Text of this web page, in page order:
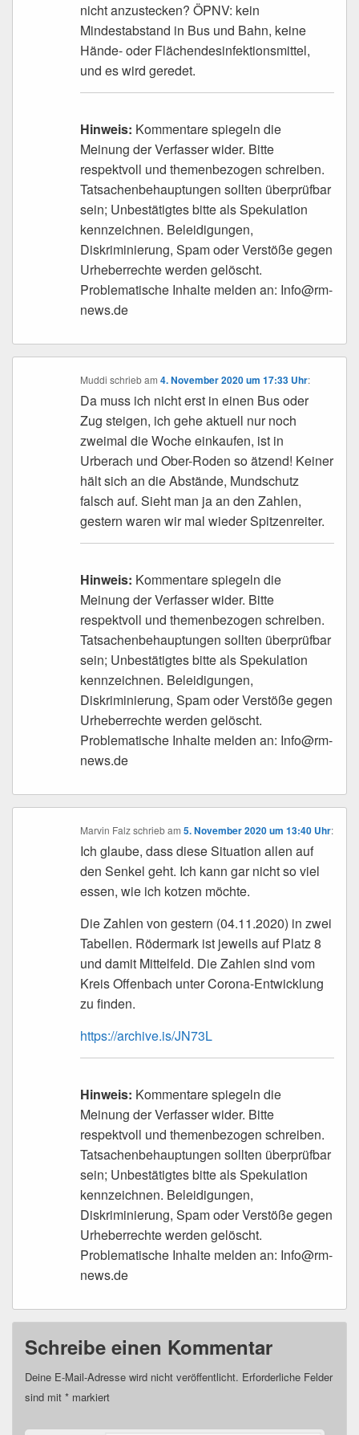
nicht anzustecken? ÖPNV: kein
Mindestabstand in Bus und Bahn, keine
Hände- oder Flächendesinfektionsmittel,
und es wird geredet.
Hinweis: Kommentare spiegeln die
Meinung der Verfasser wider. Bitte
respektvoll und themenbezogen schreiben.
Tatsachenbehauptungen sollten überprüfbar
sein; Unbestätigtes bitte als Spekulation
kennzeichnen. Beleidigungen,
Diskriminierung, Spam oder Verstöße gegen
Urheberrechte werden gelöscht.
Problematische Inhalte melden an: Info@rm-
news.de
Muddi schriebam4. November 2020 um 17:33 Uhr:
Da muss ich nicht erst in einen Bus oder
Zug steigen, ich gehe aktuell nur noch
zweimal die Woche einkaufen, ist in
Urberach und Ober-Roden so ätzend! Keiner
hält sich an die Abstände, Mundschutz
falsch auf. Sieht man ja an den Zahlen,
gestern waren wir mal wieder Spitzenreiter.
Hinweis: Kommentare spiegeln die
Meinung der Verfasser wider. Bitte
respektvoll und themenbezogen schreiben.
Tatsachenbehauptungen sollten überprüfbar
sein; Unbestätigtes bitte als Spekulation
kennzeichnen. Beleidigungen,
Diskriminierung, Spam oder Verstöße gegen
Urheberrechte werden gelöscht.
Problematische Inhalte melden an: Info@rm-
news.de
Marvin Falz schriebam5. November 2020 um 13:40 Uhr:
Ich glaube, dass diese Situation allen auf
den Senkel geht. Ich kann gar nicht so viel
essen, wie ich kotzen möchte.
Die Zahlen von gestern (04.11.2020) in zwei
Tabellen. Rödermark ist jeweils auf Platz 8
und damit Mittelfeld. Die Zahlen sind vom
Kreis Offenbach unter Corona-Entwicklung
zu finden.
https://archive.is/JN73L
Hinweis: Kommentare spiegeln die
Meinung der Verfasser wider. Bitte
respektvoll und themenbezogen schreiben.
Tatsachenbehauptungen sollten überprüfbar
sein; Unbestätigtes bitte als Spekulation
kennzeichnen. Beleidigungen,
Diskriminierung, Spam oder Verstöße gegen
Urheberrechte werden gelöscht.
Problematische Inhalte melden an: Info@rm-
news.de
Schreibe einen Kommentar
Deine E-Mail-Adresse wird nicht veröffentlicht. Erforderliche Felder
sind mit * markiert